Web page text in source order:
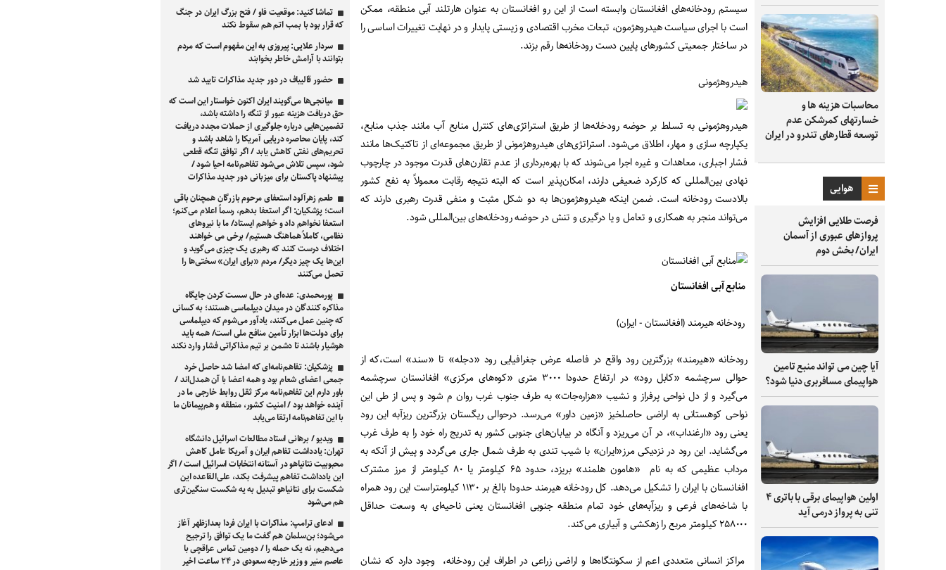
محاسبات هزینه ها و
خسارتهای کمرشکن عدم
توسعه قطارهای تندرو در ایران
هوایی
فرصت طلایی افزایش
پروازهای عبوری از آسمان
ایران/ بخش دوم
آیا چین می تواند منبع تامین
هواپیمای مسافربری دنیا شود؟
اولین هواپیمای برقی با باتری ۴
تنی به پرواز درمی آید
سیستم رودخانه‌های افغانستان وابسته است از این رو افغانستان به عنوان هارتلند آبی منطقه، ممکن
است با اجرای سیاست هیدروهژمون، تبعات مخرب اقتصادی و زیستی پایدار و در نهایت تغییرات اساسی را
در ساختار جمعیتی کشورهای پایین دست رودخانه‌ها رقم بزند.
هیدروهژمونی
هیدروهژمونی به تسلط بر حوضه رودخانه‌ها از طریق استراتژی‌های کنترل منابع آب مانند جذب منابع،
یکپارچه سازی و مهار، اطلاق می‌شود. استراتژی‌های هیدروهژمونی از طریق مجموعه‌ای از تاکتیک‌ها مانند
فشار اجباری، معاهدات و غیره اجرا می‌شوند که با بهره‌برداری از عدم تقارن‌های قدرت موجود در چارچوب
نهادی بین‌المللی که کارکرد ضعیفی دارند، امکان‌پذیر است که البته نتیجه رقابت معمولاً به نفع کشور
بالادست رودخانه است. ضمن اینکه هیدروهژمون‌ها به دو شکل مثبت و منفی قدرت رهبری دارند که
می‌تواند منجر به همکاری و تعامل و یا درگیری و تنش در حوضه رودخانه‌های بین‌المللی شود.
منابع آبی افغانستان
رودخانه هیرمند (افغانستان - ایران)
رودخانه «هیرمند» بزرگترین رود واقع در فاصله عرض جغرافیایی رود «دجله» تا «سند» است،که از
حوالی سرچشمه «کابل رود» در ارتفاع حدودا ۳۰۰۰ متری «کوه‌های مرکزی» افغانستان سرچشمه
می‌گیرد و از دل نواحی پرفراز و نشیب «هزاره‌جات» به طرف جنوب غرب روان م‌ شود و پس از طی این
نواحی کوهستانی به اراضی حاصلخیز «زمین داور» می‌رسد. درحوالی ریگستان بزرگترین ریزآبه این رود
یعنی رود «ارغنداب»، در آن می‌ریزد و آنگاه در بیابان‌های جنوبی کشور به تدریج راه خود را به طرف غرب
می‌گشاید. این رود در نزدیکی مرز«ایران» با شیب تندی به طرف شمال جاری می‌گردد و پیش از آنکه به
مرداب عظیمی که به نام «هامون هلمند» بریزد، حدود ۶۵ کیلومتر یا ۸۰ کیلومتر از مرز مشترک
افغانستان با ایران را تشکیل می‌دهد. کل رودخانه هیرمند حدودا بالغ بر ۱۱۳۰ کیلومتراست این رود همراه
با شاخه‌های فرعی و ریزآبه‌های خود تمام منطقه جنوبی افغانستان یعنی ناحیه‌ای به وسعت حداقل
۲۵۸۰۰۰ کیلومتر مربع را زهکشی و آبیاری می‌کند.
مراکز انسانی متعددی اعم از سکونتگاه‌ها و اراضی زراعی در اطراف این رودخانه، وجود دارد که نشان
تماشا کنید: موقعیت فاو / فتح بزرگ ایران در جنگ
که قرار بود با بمب اتم هم سقوط نکند
سردار علایی: پیروزی به این مفهوم است که مردم
بتوانند با آرامش خاطر بخوابند
حضور قالیباف در دور جدید مذاکرات تایید شد
میانجی‌ها می‌گویند ایران اکنون خواستار این است که
حق دریافت هزینه عبور از تنگه را داشته باشد،
تضمین‌هایی درباره جلوگیری از حملات مجدد دریافت
کند، پایان محاصره دریایی آمریکا را شاهد باشد و
تحریم‌های نفتی کاهش یابد / اگر توافق تنگه قطعی
شود، سپس تلاش می‌شود تفاهم‌نامه احیا شود /
پیشنهاد پاکستان برای میزبانی دور جدید مذاکرات
طعم زهرآلود استعفای مرحوم بازرگان همچنان باقی
است؛ پزشکیان: اگر استعفا بدهم، رسماً اعلام می‌کنم؛
استعفا نخواهم داد و خواهم ایستاد/ ما با نیروهای
نظامی، کاملاً هماهنگ هستیم/ برخی می خواهند
اختلاف درست کنند که رهبری یک چیزی می‌گوید و
این‌ها یک چیز دیگر/ مردم «برای ایران» سختی‌ها را
تحمل می‌کنند
پورمحمدی: عده‌ای در حال سست کردن جایگاه
مذاکره کنندگان در میدان دیپلماسی هستند؛ به کسانی
که چنین عمل می‌کنند، یادآور می‌شوم که دیپلماسی
برای دولت‌ها ابزار تأمین منافع ملی است/ همه باید
هوشیار باشند تا دشمن بر تیم مذاکراتی فشار وارد نکند
پزشکیان: تفاهم‌نامه‌ای که امضا شد حاصل خرد
جمعی اعضای شعام بود و همه اعضا با آن همدل‌اند /
باور دارم این تفاهم‌نامه مرکز ثقل روابط خارجی ما در
آینده خواهد بود / امنیت کشور، منطقه و هم‌پیمانان ما
با این تفاهم‌نامه ارتقا می‌یابد
ویدیو / برهانی استاد مطالعات اسرائیل دانشگاه
تهران: یادداشت تفاهم ایران و آمریکا عامل کاهش
محبوبیت نتانیاهو در آستانه انتخابات اسرائیل است / اگر
این یادداشت تفاهم پیشرفت بکند، علی‌القاعده این
شکست برای نتانیاهو تبدیل به یه شکست سنگین‌تری
هم می‌شود
ادعای ترامپ: مذاکرات با ایران فردا بعدازظهر آغاز
می‌شود؛ بن‌سلمان هم گفت ما یک توافق را ترجیح
می‌دهیم، نه یک حمله را / دومین تماس عراقچی با
عاصم منیر و وزیر خارجه سعودی در ۲۴ ساعت اخیر